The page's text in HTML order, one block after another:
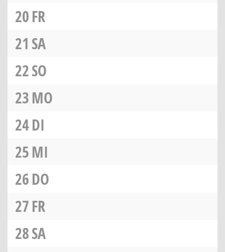
20FR
21 SA
22SO
23MO
24DI
25MI
26DO
27FR
28SA